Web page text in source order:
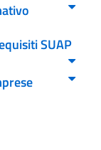
SUAP